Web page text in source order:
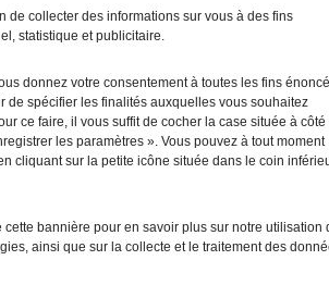
de collecter des informations sur vous à des fins
statistique et publicitaire.
donnez votre consentement à toutes les fins
de spécifier les finalités auxquelles vous souhaitez
ce faire, il vous suffit de cocher la case située à côté
les paramètres ». Vous pouvez à tout moment
cliquant sur la petite icône située dans le coin
bannière pour en savoir plus sur notre utilisation
ainsi que sur la collecte et le traitement des
collective pour en
pour accompagner les
les tarifs en cours de validité
avec